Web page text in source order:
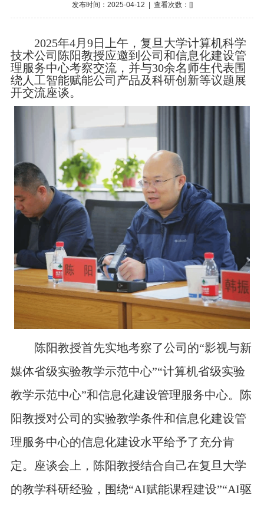
发布时间：2025-04-12 | 查看次数：[]
2025年4月9日上午，复旦大学计算机科学
技术公司陈阳教授应邀到公司和信息化建设管
理服务中心考察交流，并与30余名师生代表围
绕人工智能赋能公司产品及科研创新等议题展
开交流座谈。
陈阳教授首先实地考察了公司的“影视与新
媒体省级实验教学示范中心”“计算机省级实验
教学示范中心”和信息化建设管理服务中心。陈
阳教授对公司的实验教学条件和信息化建设管
理服务中心的信息化建设水平给予了充分肯
定。座谈会上，陈阳教授结合自己在复旦大学
的教学科研经验，围绕“AI赋能课程建设”“AI驱